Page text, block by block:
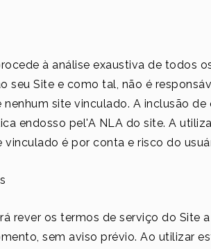
à análise exaustiva de todos
seu Site e como tal, não é
site vinculado. A inclusão de
endosso pel'A NLA do site. A
vinculado é por conta e risco do
rever os termos de serviço do Site a
sem aviso prévio. Ao utilizar